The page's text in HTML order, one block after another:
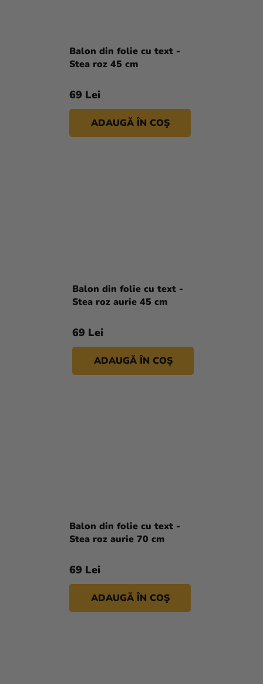
Balon din folie cu text -
Stea roz 45 cm
69 Lei
ADAUGĂ ÎN COŞ
Balon din folie cu text -
Stea roz aurie 45 cm
69 Lei
ADAUGĂ ÎN COŞ
Balon din folie cu text -
Stea roz aurie 70 cm
69 Lei
ADAUGĂ ÎN COŞ